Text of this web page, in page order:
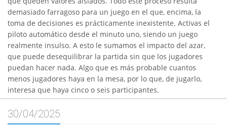
demasiado farragoso para un juego en el que, encima, la
toma de decisiones es prácticamente inexistente. Activas el
piloto automático desde el minuto uno, siendo un juego
realmente insulso. A esto le sumamos el impacto del azar,
que puede desequilibrar la partida sin que los jugadores
puedan hacer nada. Algo que es más probable cuantos
menos jugadores haya en la mesa, por lo que, de jugarlo,
interesa que haya cinco o seis participantes.
30/04/2025